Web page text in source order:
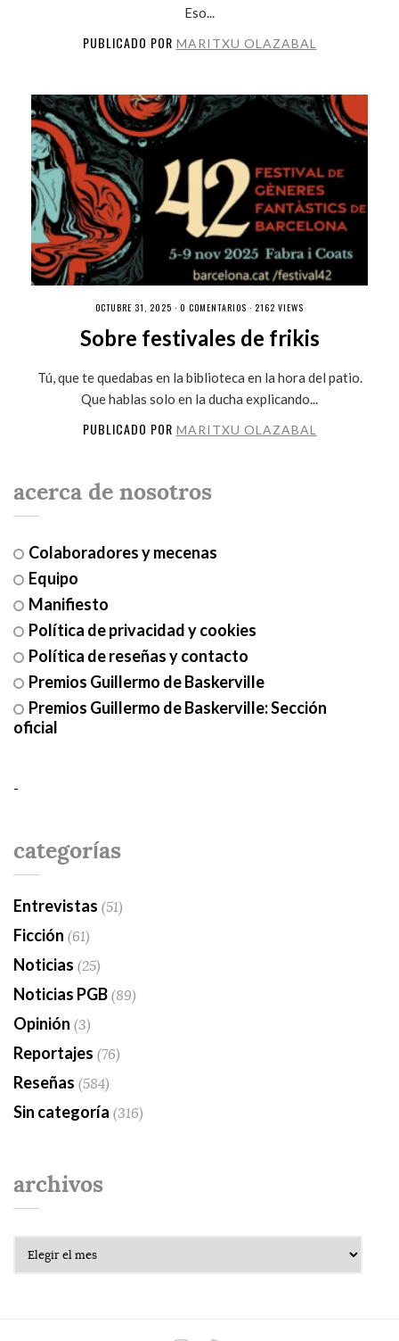
Eso...
PUBLICADO POR MARITXU OLAZABAL
OCTUBRE 31, 2025 · 0 COMENTARIOS · 2162 VIEWS
Sobre festivales de frikis
Tú, que te quedabas en la biblioteca en la hora del patio.
Que hablas solo en la ducha explicando...
PUBLICADO POR MARITXU OLAZABAL
acerca de nosotros
Colaboradores y mecenas
Equipo
Manifiesto
Política de privacidad y cookies
Política de reseñas y contacto
Premios Guillermo de Baskerville
Premios Guillermo de Baskerville: Sección
oficial
-
categorías
Entrevistas (51)
Ficción (61)
Noticias (25)
Noticias PGB(89)
Opinión (3)
Reportajes (76)
Reseñas (584)
Sin categoría (316)
archivos